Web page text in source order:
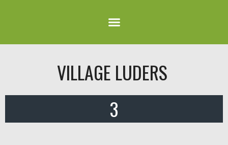
VILLAGE LUDERS
3